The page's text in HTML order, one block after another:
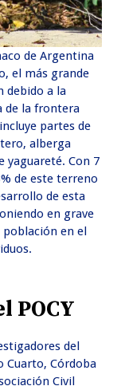
de Argentina
el más grande
debido a la
de la frontera
partes de
alberga
yaguareté. Con 7
de este terreno
de esta
en grave
población en el
POCY
del
Cuarto, Córdoba
Civil